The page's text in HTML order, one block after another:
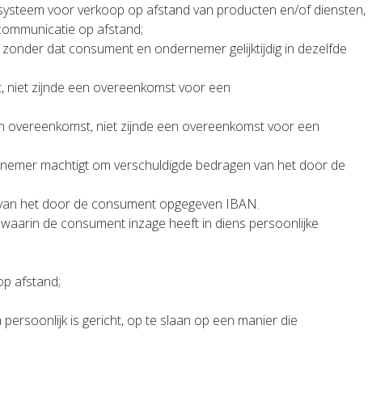
voor verkoop op afstand van producten en/of diensten,
op afstand;
dat consument en ondernemer gelijktijdig in dezelfde
zijnde een overeenkomst voor een
niet zijnde een overeenkomst voor een
machtigt om verschuldigde bedragen van het door de
het door de consument opgegeven IBAN.
de consument inzage heeft in diens persoonlijke
afstand;
is gericht, op te slaan op een manier die